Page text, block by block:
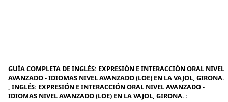
GUÍA COMPLETA DE INGLÉS: EXPRESIÓN E INTERACCIÓN ORAL NIVEL
AVANZADO - IDIOMAS NIVEL AVANZADO (LOE) EN LA VAJOL, GIRONA.
, INGLÉS: EXPRESIÓN E INTERACCIÓN ORAL NIVEL AVANZADO -
IDIOMAS NIVEL AVANZADO (LOE) EN LA VAJOL, GIRONA. :